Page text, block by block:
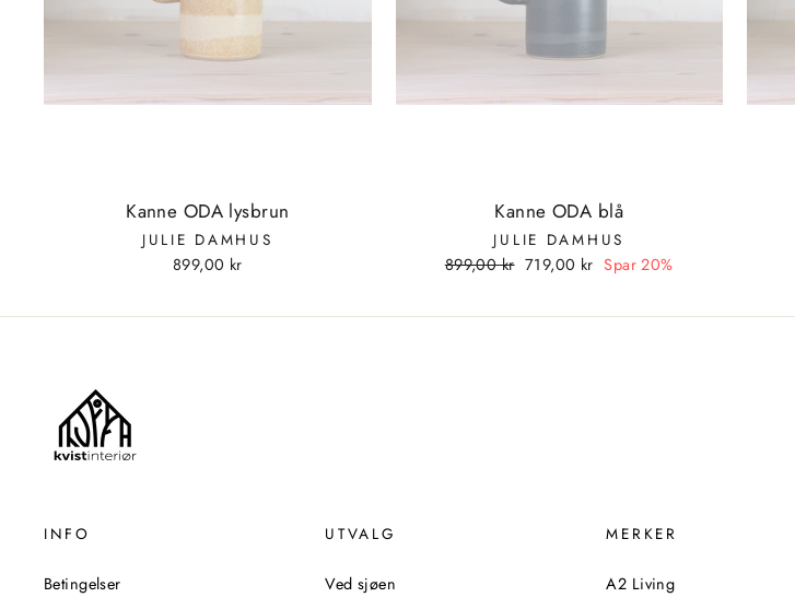
Kanne ODA lysbrun
JULIE DAMHUS
899,00 kr
Kanne ODA blå
JULIE DAMHUS
Vanlig
899,00 kr Tilbudspris
719,00 kr Spar 20%
INFO
Betingelser
UTVALG
Ved sjøen
MERKER
A2 Living